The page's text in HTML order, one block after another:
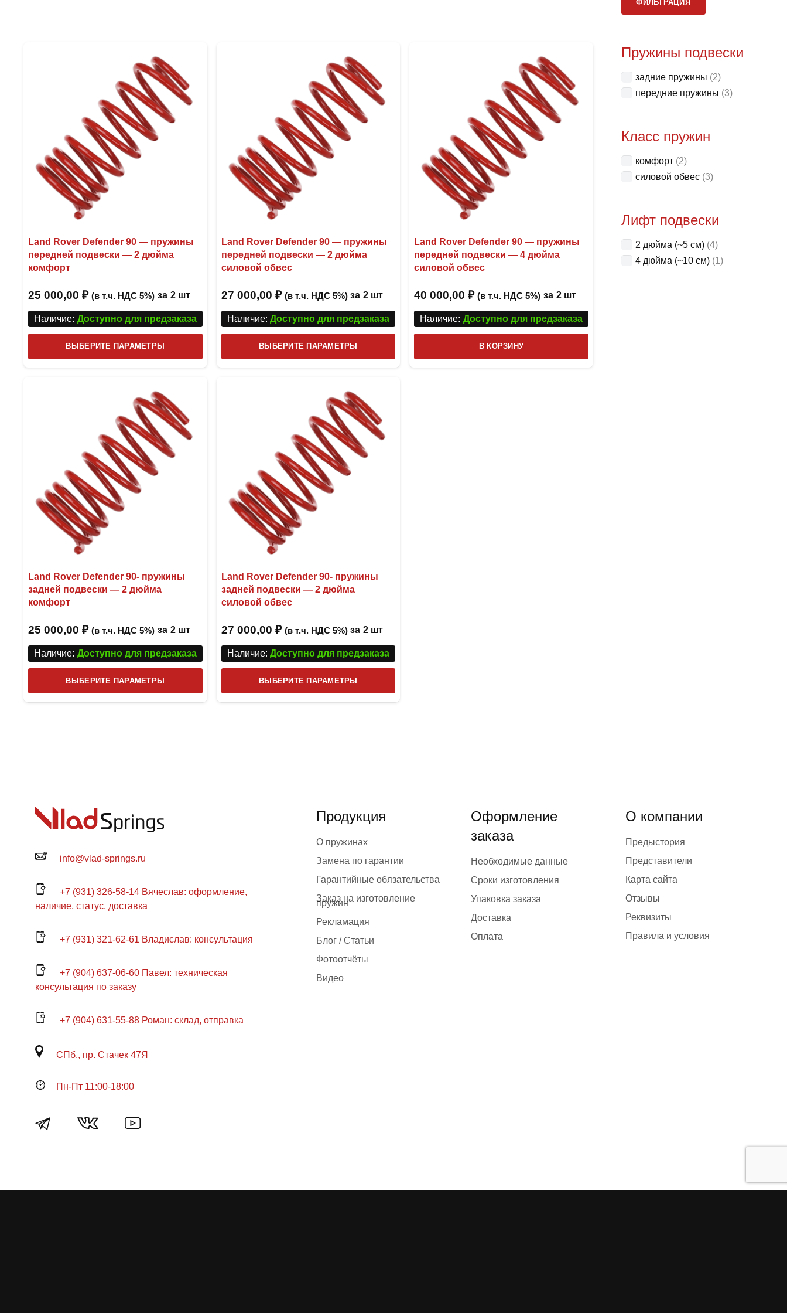
Land Rover Defender 90 — пружины
передней подвески — 2 дюйма
комфорт
25 000,00 ₽ (в т.ч. НДС 5%) за 2 шт
Наличие: Доступно для предзаказа
ВЫБЕРИТЕ ПАРАМЕТРЫ
товар
Land Rover Defender 90 — пружины
передней подвески — 2 дюйма
силовой обвес
27 000,00 ₽ (в т.ч. НДС 5%) за 2 шт
Наличие: Доступно для предзаказа
ВЫБЕРИТЕ ПАРАМЕТРЫ
товар
Land Rover Defender 90 — пружины
передней подвески — 4 дюйма
силовой обвес
40 000,00₽ (в т.ч. НДС 5%) за 2 шт
Наличие: Доступно для предзаказа
В КОРЗИНУ
Land Rover Defender 90- пружины
задней подвески — 2 дюйма
комфорт
25 000,00 ₽ (в т.ч. НДС 5%) за 2 шт
Наличие: Доступно для предзаказа
ВЫБЕРИТЕ ПАРАМЕТРЫ
товар
Land Rover Defender 90- пружины
задней подвески — 2 дюйма
силовой обвес
27 000,00 ₽ (в т.ч. НДС 5%) за 2 шт
Наличие: Доступно для предзаказа
ВЫБЕРИТЕ ПАРАМЕТРЫ
товар
ФИЛЬТРАЦИЯ
Пружины подвески
задние пружины (2)
передние пружины (3)
Класс пружин
комфорт (2)
силовой обвес (3)
Лифт подвески
2 дюйма (~5 см) (4)
4 дюйма (~10 см) (1)
info@vlad-springs.ru
+7 (931) 326-58-14 Вячеслав: оформление,
наличие, статус, доставка
+7 (931) 321-62-61 Владислав: консультация
+7 (904) 637-06-60 Павел: техническая
консультация по заказу
+7 (904) 631-55-88 Роман: склад, отправка
СПб., пр. Стачек 47Я
Пн-Пт 11:00-18:00
Продукция
О пружинах
Замена по гарантии
Гарантийные обязательства
Заказ на изготовление
пружин
Рекламация
Блог / Статьи
Фотоотчёты
Видео
Оформление
заказа
Необходимые данные
Сроки изготовления
Упаковка заказа
Доставка
Оплата
О компании
Предыстория
Представители
Карта сайта
Отзывы
Реквизиты
Правила и условия